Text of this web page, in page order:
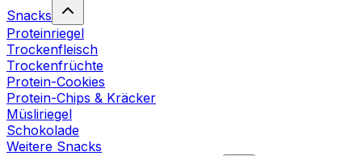
Snacks
Proteinriegel
Trockenfleisch
Trockenfrüchte
Protein-Cookies
Protein-Chips & Kräcker
Müsliriegel
Schokolade
Weitere Snacks